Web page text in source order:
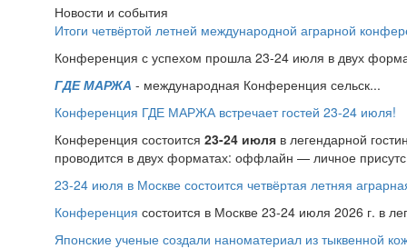
Новости и события
Итоги четвёртой летней международной аграрной
Конференция с успехом прошла 23-24 июля в двух
ГДЕ МАРЖА - международная Конференция сельск...
Конференция ГДЕ МАРЖА встречает гостей 23-24 июля!
Конференция состоится 23-24 июля в легендарной
проводится в двух форматах: оффлайн — личное
23-24 июля в Москве состоится четвёртая летняя
Конференция состоится в Москве 23-24 июля 2026 г. в
Японские ученые создали наноматериал из тыквенной